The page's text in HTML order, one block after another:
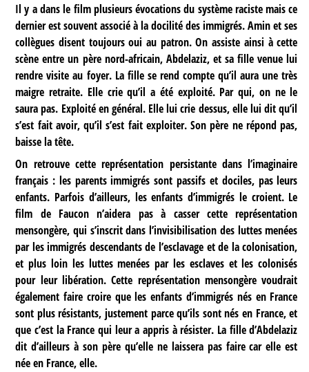
Il y a dans le film plusieurs évocations du système raciste mais ce
dernier est souvent associé à la docilité des immigrés. Amin et ses
collègues disent toujours oui au patron. On assiste ainsi à cette
scène entre un père nord-africain, Abdelaziz, et sa fille venue lui
rendre visite au foyer. La fille se rend compte qu’il aura une très
maigre retraite. Elle crie qu’il a été exploité. Par qui, on ne le
saura pas. Exploité en général. Elle lui crie dessus, elle lui dit qu’il
s’est fait avoir, qu’il s’est fait exploiter. Son père ne répond pas,
baisse la tête.
On retrouve cette représentation persistante dans l’imaginaire
français : les parents immigrés sont passifs et dociles, pas leurs
enfants. Parfois d’ailleurs, les enfants d’immigrés le croient. Le
film de Faucon n’aidera pas à casser cette représentation
mensongère, qui s’inscrit dans l’invisibilisation des luttes menées
par les immigrés descendants de l’esclavage et de la colonisation,
et plus loin les luttes menées par les esclaves et les colonisés
pour leur libération. Cette représentation mensongère voudrait
également faire croire que les enfants d’immigrés nés en France
sont plus résistants, justement parce qu’ils sont nés en France, et
que c’est la France qui leur a appris à résister. La fille d’Abdelaziz
dit d’ailleurs à son père qu’elle ne laissera pas faire car elle est
née en France, elle.